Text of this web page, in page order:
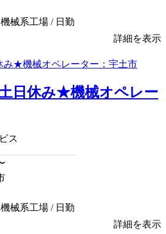
械系工場 / 日勤
詳細を表示
日休み★機械オペレー
ス
械系工場 / 日勤
詳細を表示